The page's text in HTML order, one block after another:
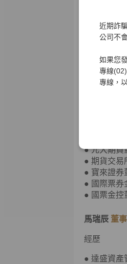
近期詐
公司不
如果您
專線
專線，
● 福安保代
經歷
● 證券商
● 元大期貨
● 期貨交易
● 寶來證券
● 國際票券
● 國票金控
馬瑞辰 董事
經歷
● 達盛資產